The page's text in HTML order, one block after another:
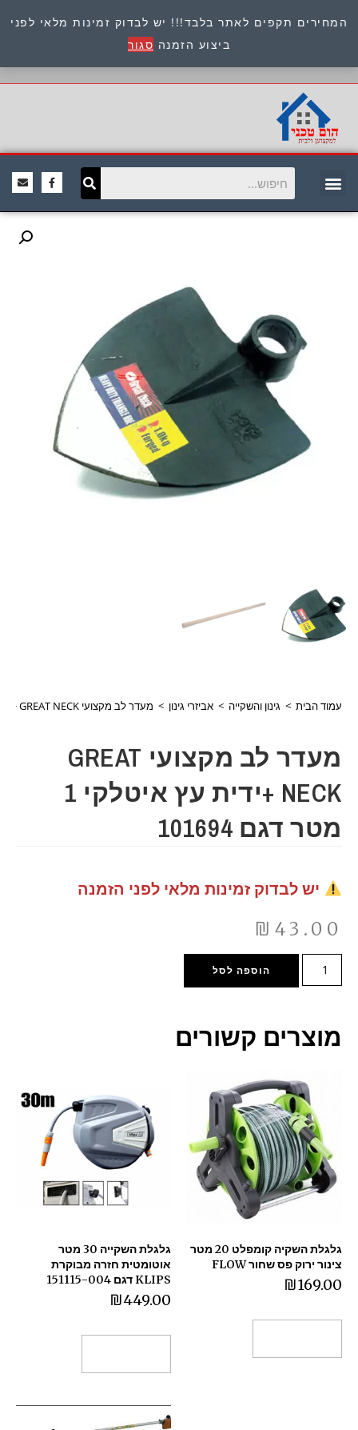
המחירים תקפים לאתר בלבד!!! יש לבדוק זמינות מלאי לפני
ביצוע הזמנה סגור
כתובת : היוזמים 9 אור יהודה שירות לקוחות 054-
8945722
עמוד הבית > גינון והשקייה > אביזרי גינון > מעדר לב מקצועי GREAT NECK +ידית עץ איטלקי 1 מטר דגם 101694
מעדר לב מקצועי GREAT
NECK +ידית עץ איטלקי 1
מטר דגם 101694
יש לבדוק זמינות מלאי לפני הזמנה
₪ 43.00
הוספה לסל
מוצרים קשורים
גלגלת השקיה קומפלט 20 מטר
צינור ירוק פס שחור FLOW
₪169.00
גלגלת השקייה 30 מטר
אוטומטית חזרה מבוקרת
KLIPS דגם 151115-004
₪449.00